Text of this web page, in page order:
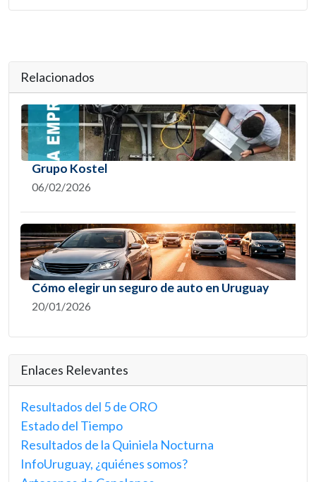
Relacionados
Grupo Kostel
06/02/2026
Cómo elegir un seguro de auto en Uruguay
20/01/2026
Enlaces Relevantes
Resultados del 5 de ORO
Estado del Tiempo
Resultados de la Quiniela Nocturna
InfoUruguay, ¿quiénes somos?